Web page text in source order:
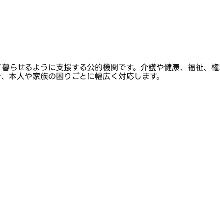
らせるように支援する公的機関です。介護や健康、福祉、
本人や家族の困りごとに幅広く対応します。